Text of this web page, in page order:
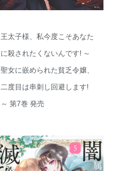
王太子様、私今度こそあなた
に殺されたくないんです! ～
聖女に嵌められた貧乏令嬢、
二度目は串刺し回避します!
～ 第7巻 発売